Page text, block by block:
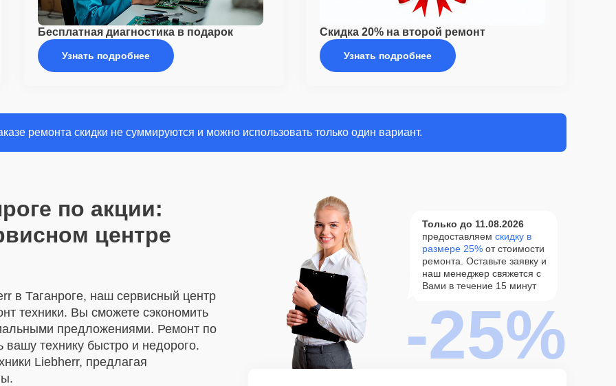
Бесплатная диагностика в подарок
Узнать подробнее
Скидка 20% на второй ремонт
Узнать подробнее
ремонта скидки не суммируются и можно использовать только один вариант.
по акции:
центре
в Таганроге, наш сервисный центр
техники. Вы сможете сэкономить
предложениями. Ремонт по
технику быстро и недорого.
Liebherr, предлагая
Только до 11.08.2026
предоставляем скидку в
размере 25%от стоимости
ремонта. Оставьте заявку и
наш менеджер свяжется с
Вами в течение 15 минут
-25%